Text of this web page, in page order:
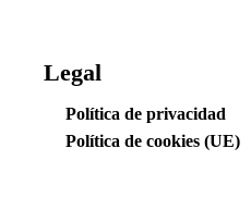
Legal
Política de privacidad
Política de cookies (UE)